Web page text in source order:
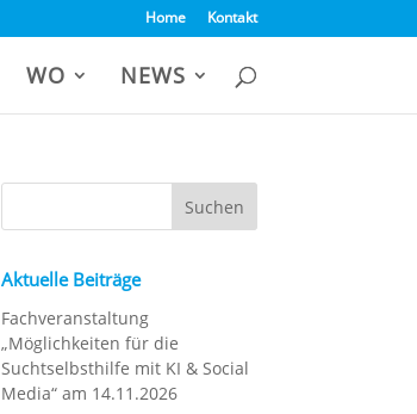
Home Kontakt
WO NEWS
Aktuelle Beiträge
Fachveranstaltung
„Möglichkeiten für die
Suchtselbsthilfe mit KI & Social
Media“ am 14.11.2026